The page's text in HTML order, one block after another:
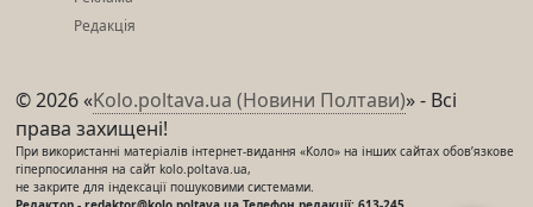
Редакція
© 2026 «Kolo.poltava.ua (Новини Полтави)» - Всі
права захищені!
При використанні матеріалів інтернет-видання «Коло» на інших сайтах обов’язкове
гіперпосилання на сайт kolo.poltava.ua,
не закрите для індексації пошуковими системами.